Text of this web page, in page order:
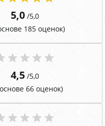
5,0 /5,0
185 оценок)
4,5 /5,0
66 оценок)